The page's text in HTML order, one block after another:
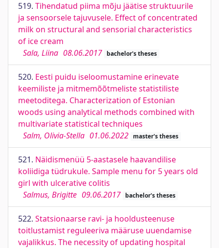
519. Tihendatud piima mõju jäätise struktuurile
ja sensoorsele tajuvusele. Effect of concentrated
milk on structural and sensorial characteristics
of ice cream
Sala, Liina 08.06.2017 bachelor's theses
520. Eesti puidu iseloomustamine erinevate
keemiliste ja mitmemõõtmeliste statistiliste
meetoditega. Characterization of Estonian
woods using analytical methods combined with
multivariate statistical techniques
Salm, Olivia-Stella 01.06.2022 master's theses
521. Näidismenüü 5-aastasele haavandilise
koliidiga tüdrukule. Sample menu for 5 years old
girl with ulcerative colitis
Salmus, Brigitte 09.06.2017 bachelor's theses
522. Statsionaarse ravi- ja hooldusteenuse
toitlustamist reguleeriva määruse uuendamise
vajalikkus. The necessity of updating hospital